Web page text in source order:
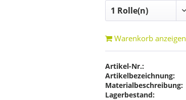
Warenkorb anzeigen
Artikel-Nr.:
Artikelbezeichnung:
Materialbeschreibung:
Lagerbestand: